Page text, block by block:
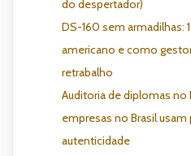
do despertador)
DS-160 sem armadilhas:
americano e como
retrabalho
Auditoria de diplomas no
empresas no Brasil
autenticidade